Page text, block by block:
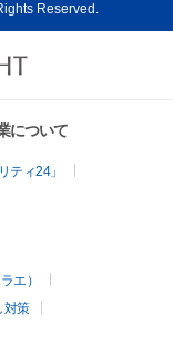
Reserved.
について
ティ24」
エ）
対策